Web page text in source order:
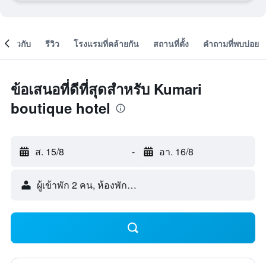
เกี่ยวกับ รีวิว โรงแรมที่คล้ายกัน สถานที่ตั้ง คำถามที่พบบ่อย
ข้อเสนอที่ดีที่สุดสำหรับ Kumari
boutique hotel
ส. 15/8 - อา. 16/8
ผู้เข้าพัก 2 คน, ห้องพัก 1 ห้อง